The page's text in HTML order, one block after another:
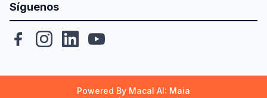
Síguenos
Powered By Macal AI: Maia